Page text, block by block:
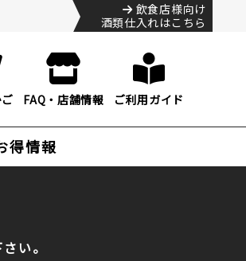
飲食店様向け
酒類仕入れはこちら
FAQ・店舗情報 ご利用ガイド
得情報
い。